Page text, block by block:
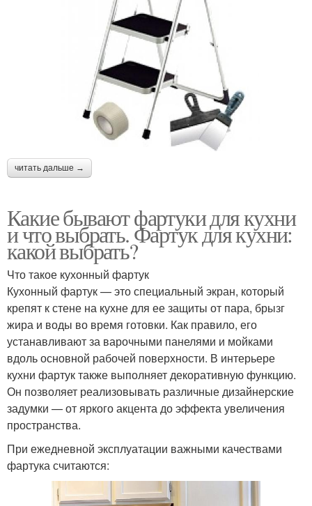
читать дальше →
Какие бывают фартуки для кухни
и что выбрать. Фартук для кухни:
какой выбрать?
Что такое кухонный фартук
Кухонный фартук — это специальный экран, который
крепят к стене на кухне для ее защиты от пара, брызг
жира и воды во время готовки. Как правило, его
устанавливают за варочными панелями и мойками
вдоль основной рабочей поверхности. В интерьере
кухни фартук также выполняет декоративную функцию.
Он позволяет реализовывать различные дизайнерские
задумки — от яркого акцента до эффекта увеличения
пространства.
При ежедневной эксплуатации важными качествами
фартука считаются: